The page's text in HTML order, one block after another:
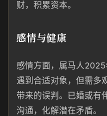
财，积累资本。
感情与健康
感情方面，属马人
遇到合适对象，但需多
带来的误判。已婚或有
沟通，化解潜在矛盾。